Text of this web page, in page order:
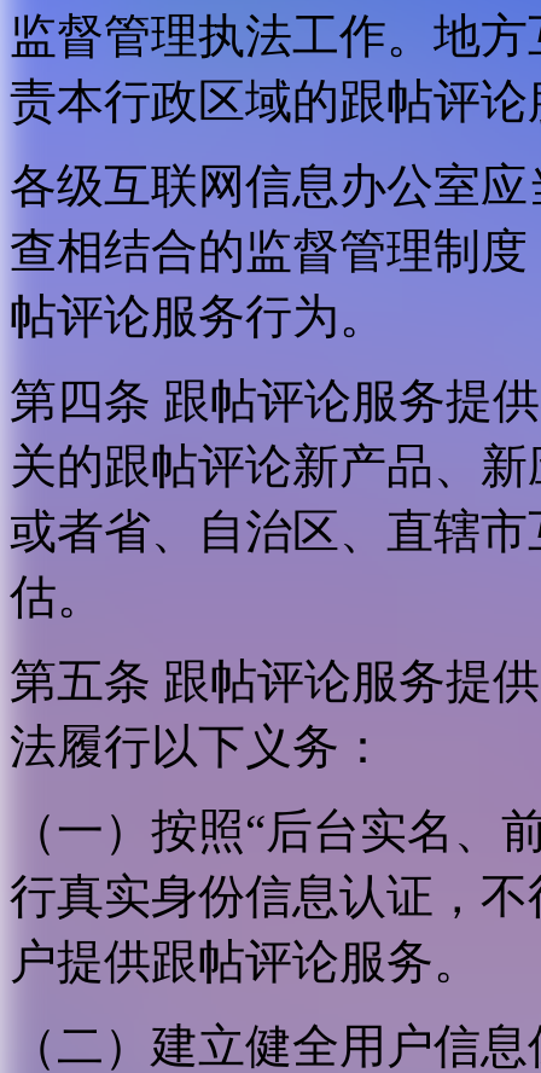
监督管理执法工作。地
责本行政区域的跟帖评
各级互联网信息办公室
查相结合的监督管理制
帖评论服务行为。
第四条 跟帖评论服务提
关的跟帖评论新产品、
或者省、自治区、直辖
估。
第五条 跟帖评论服务提
法履行以下义务：
（一）按照“后台实名、
行真实身份信息认证，
户提供跟帖评论服务。
（二）建立健全用户信